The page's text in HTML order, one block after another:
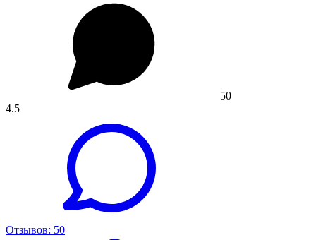
50
4.5
Отзывов: 50